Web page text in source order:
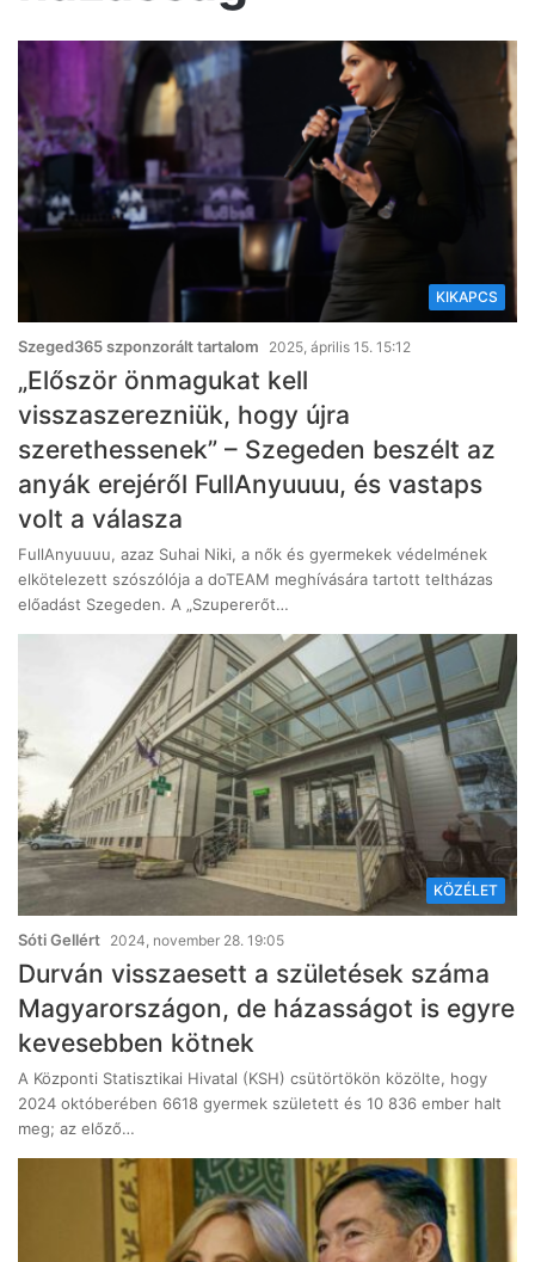
KIKAPCS
Szeged365 szponzorált tartalom 2025, április 15. 15:12
„Először önmagukat kell
visszaszerezniük, hogy újra
szerethessenek” – Szegeden beszélt az
anyák erejéről FullAnyuuuu, és vastaps
volt a válasza
FullAnyuuuu, azaz Suhai Niki, a nők és gyermekek védelmének
elkötelezett szószólója a doTEAM meghívására tartott teltházas
előadást Szegeden. A „Szupererőt…
KÖZÉLET
Sóti Gellért 2024, november 28. 19:05
Durván visszaesett a születések száma
Magyarországon, de házasságot is egyre
kevesebben kötnek
A Központi Statisztikai Hivatal (KSH) csütörtökön közölte, hogy
2024 októberében 6618 gyermek született és 10 836 ember halt
meg; az előző…